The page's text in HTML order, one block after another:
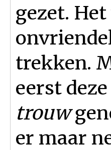
gezet.
trekken.
eerst
trouw
er maar